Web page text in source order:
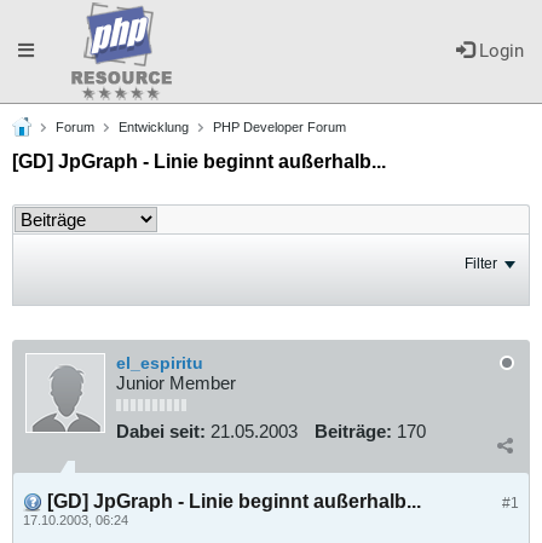
Login
Toggle
navigation
Forum Entwicklung PHP Developer Forum
[GD] JpGraph - Linie beginnt außerhalb...
Filter
el_espiritu
Junior Member
Dabei seit: 21.05.2003 Beiträge: 170
#1
[GD] JpGraph - Linie beginnt außerhalb...
17.10.2003, 06:24